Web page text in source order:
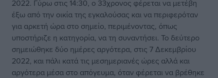
2022. Γύρω στις 14:30, ο 33χρονος φέρεται να μετέβη
έξω από την οικία της εγκαλούσας και να περιφερόταν
για αρκετή ώρα στο σημείο, περιμένοντας, όπως
υποστήριζε η κατηγορία, να τη συναντήσει. Το δεύτερο
σημειώθηκε δύο ημέρες αργότερα, στις 7 Δεκεμβρίου
2022, και πάλι κατά τις μεσημεριανές ώρες αλλά και
αργότερα μέσα στο απόγευμα, όταν φέρεται να βρέθηκε